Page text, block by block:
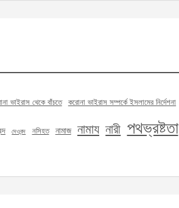
ভাইরাস থেকে বাঁচতে করোনা ভাইরাস সম্পর্কে ইসলামের নির্দেশনা
দেওবন্দ নসিহত নামাজ নামায নারী পথভ্রষ্টতা